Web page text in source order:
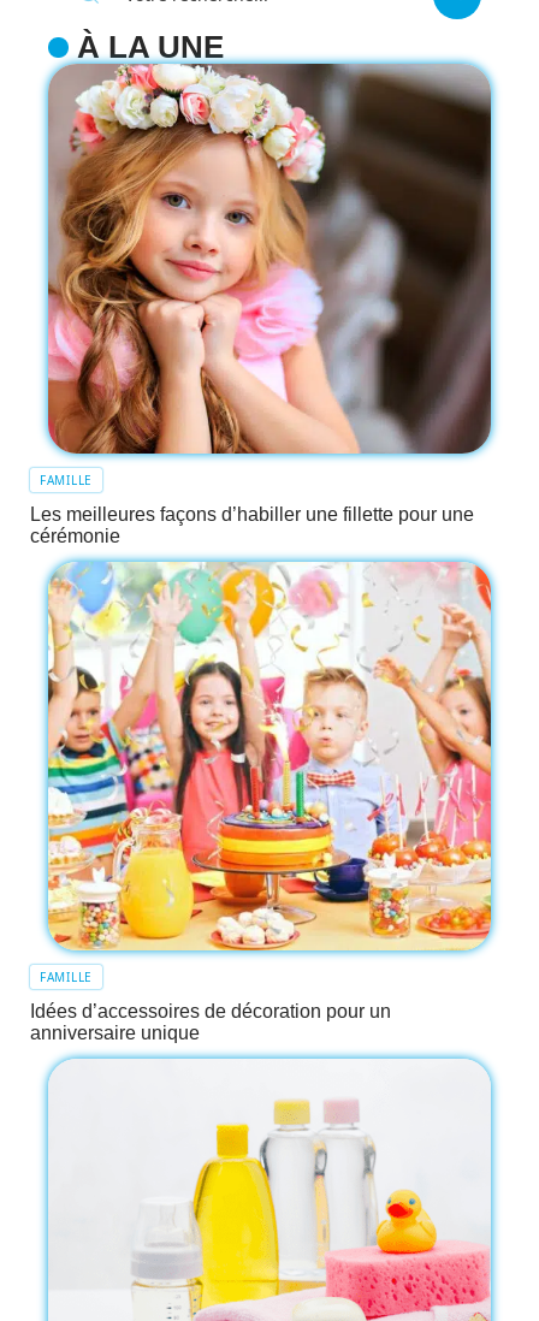
À LA UNE
FAMILLE
Les meilleures façons d’habiller une fillette pour une
cérémonie
FAMILLE
Idées d’accessoires de décoration pour un
anniversaire unique